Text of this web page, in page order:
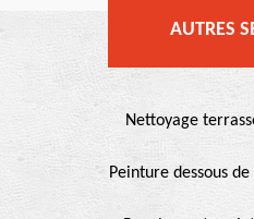
AUTRES
Nettoyage
Peinture dessous